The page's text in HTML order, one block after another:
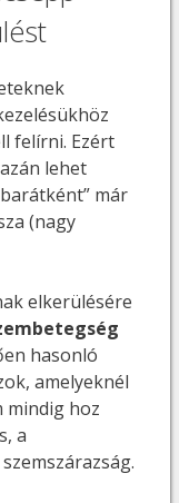
felírni. Ezért
lehet
már
(nagy
elkerülésére
hasonló
amelyeknél
mindig hoz
a